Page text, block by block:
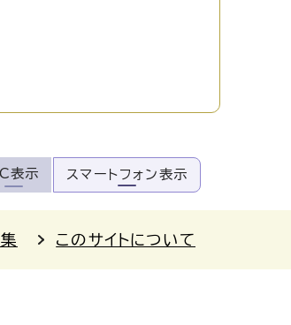
表示 スマートフォン表示
このサイトについて